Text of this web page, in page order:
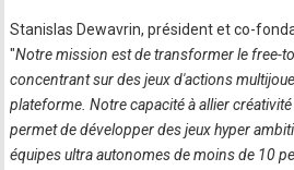
Stanislas Dewavrin, président et co-
"Notre mission est de transformer le free-
concentrant sur des jeux d'actions
plateforme. Notre capacité à allier
permet de développer des jeux hyper
équipes ultra autonomes de moins de 10